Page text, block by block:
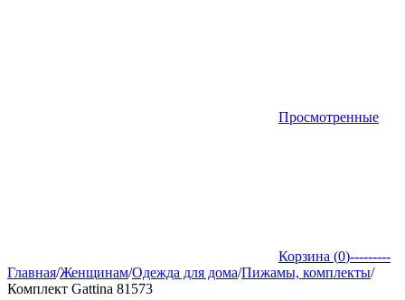
Просмотренные
Корзина (0)---------
Главная/Женщинам/Одежда для дома/Пижамы, комплекты/
Комплект Gattina 81573